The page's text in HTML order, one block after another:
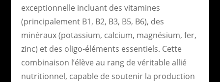
exceptionnelle incluant des vitamines
(principalement B1, B2, B3, B5, B6), des
minéraux (potassium, calcium, magnésium, fer,
zinc) et des oligo-éléments essentiels. Cette
combinaison l’élève au rang de véritable allié
nutritionnel, capable de soutenir la production